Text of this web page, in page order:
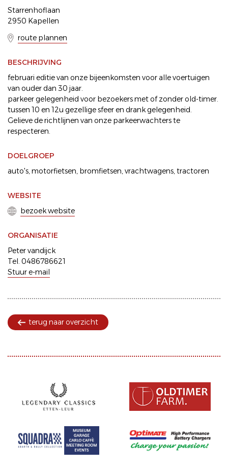
Starrenhoflaan
2950 Kapellen
route plannen
BESCHRIJVING
februari editie van onze bijeenkomsten voor alle voertuigen
van ouder dan 30 jaar.
parkeer gelegenheid voor bezoekers met of zonder old-timer.
tussen 10 en 12u gezellige sfeer en drank gelegenheid.
Gelieve de richtlijnen van onze parkeerwachters te
respecteren.
DOELGROEP
auto's motorfietsen bromfietsen vrachtwagens tractoren
WEBSITE
bezoek website
ORGANISATIE
Peter vandijck
Tel. 0486786621
Stuur e-mail
terug naar overzicht